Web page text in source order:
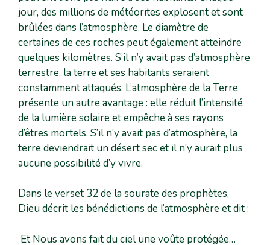
jour, des millions de météorites explosent et sont
brûlées dans l’atmosphère. Le diamètre de
certaines de ces roches peut également atteindre
quelques kilomètres. S’il n’y avait pas d’atmosphère
terrestre, la terre et ses habitants seraient
constamment attaqués. L’atmosphère de la Terre
présente un autre avantage : elle réduit l’intensité
de la lumière solaire et empêche à ses rayons
d’êtres mortels. S’il n’y avait pas d’atmosphère, la
terre deviendrait un désert sec et il n’y aurait plus
aucune possibilité d’y vivre.
Dans le verset 32 de la sourate des prophètes,
Dieu décrit les bénédictions de l’atmosphère et dit :
Et Nous avons fait du ciel une voûte protégée…